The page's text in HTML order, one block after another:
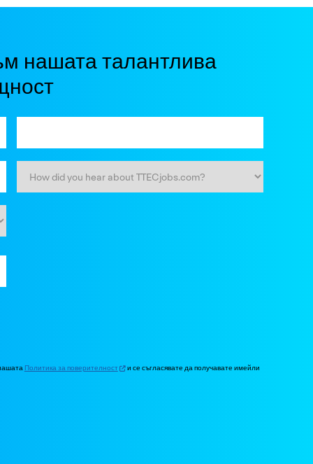
нашата талантлива
Политика за поверителност и се съгласявате да получавате имейли